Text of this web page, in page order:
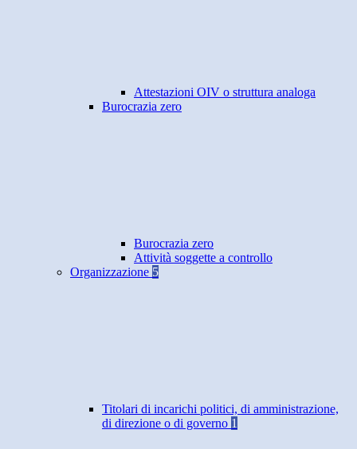
Attestazioni OIV o struttura analoga
Burocrazia zero
Burocrazia zero
Attività soggette a controllo
Organizzazione 5
Titolari di incarichi politici, di amministrazione,
di direzione o di governo 1